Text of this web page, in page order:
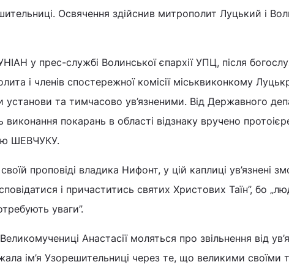
Освячення здійснив митрополит Луцький і
у прес-службі Волинської єпархії УПЦ, після
і членів спостережної комісії міськвиконкому
установи та тимчасово ув’язненими. Від Державного
виконання покарань в області відзнаку вручено
ШЕВЧУКУ.
проповіді владика Нифонт, у цій каплиці ув’язнені
і причаститись святих Христових Таїн”, бо
уваги”.
Анастасії моляться про звільнення від
ім’я Узорешительниці через те, що великими своїми